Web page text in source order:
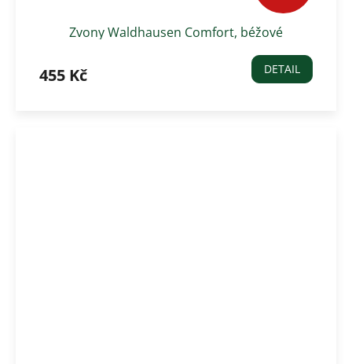
Zvony Waldhausen Comfort, béžové
455 Kč DETAIL